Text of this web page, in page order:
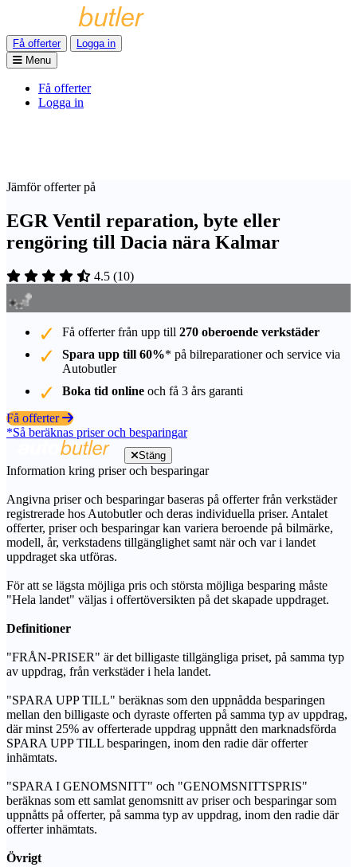
Få offerter
Logga in
Menu
Få offerter
Logga in
Jämför offerter på
EGR Ventil reparation, byte eller
rengöring till Dacia nära Kalmar
4.5 (10)
Få offerter från upp till 270 oberoende verkstäder
Spara upp till 60%* på bilreparationer och service via
Autobutler
Boka tid online och få 3 års garanti
Få offerter
*Så beräknas priser och besparingar
Stäng
Information kring priser och besparingar
Angivna priser och besparingar baseras på offerter från verkstäder
registrerade hos Autobutler och deras individuella priser. Antalet
offerter, priser och besparingar kan variera beroende på bilmärke,
modell, år, verkstadens tillgänglighet samt när och var i landet
uppdraget ska utföras.
För att se lägsta möjliga pris och största möjliga besparing måste
"Hela landet" väljas i offertöversikten på det skapade uppdraget.
Definitioner
"FRÅN-PRISER" är det billigaste tillgängliga priset, på samma typ
av uppdrag, från verkstäder i hela landet.
"SPARA UPP TILL" beräknas som den uppnådda besparingen
mellan den billigaste och dyraste offerten på samma typ av uppdrag,
där minst 25% av offerterade uppdrag uppnått den marknadsförda
SPARA UPP TILL besparingen, inom den radie där offerter
inhämtats.
"SPARA I GENOMSNITT" och "GENOMSNITTSPRIS"
beräknas som ett samlat genomsnitt av priser och besparingar som
uppnåtts på offerter, på samma typ av uppdrag, inom den radie där
offerter inhämtats.
Övrigt